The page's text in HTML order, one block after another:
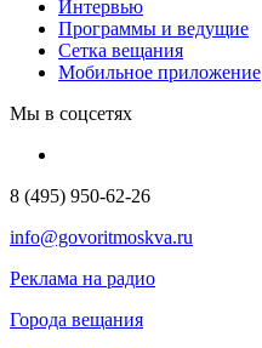
Интервью
Программы и ведущие
Сетка вещания
Мобильное приложение
Мы в соцсетях
8 (495) 950-62-26
info@govoritmoskva.ru
Реклама на радио
Города вещания